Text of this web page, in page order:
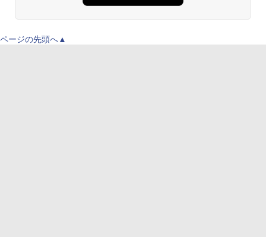
ページの先頭へ▲